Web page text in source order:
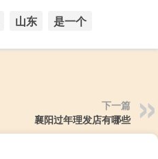
山东 是一个
下一篇
襄阳过年理发店有哪些